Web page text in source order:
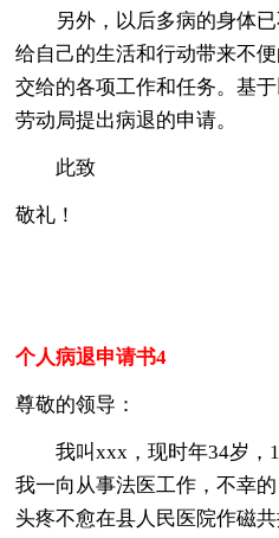
另外，以后多病的身体已
给自己的生活和行动带来不
交给的各项工作和任务。基
劳动局提出病退的申请。
此致
敬礼！
个人病退申请书4
尊敬的领导：
我叫xxx，现时年34岁，
我一向从事法医工作，不幸
头疼不愈在县人民医院作磁